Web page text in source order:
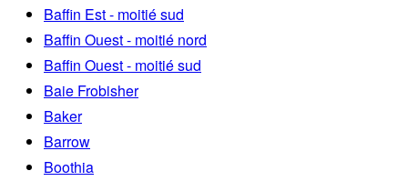
Baffin Est - moitié sud
Baffin Ouest - moitié nord
Baffin Ouest - moitié sud
Baie Frobisher
Baker
Barrow
Boothia